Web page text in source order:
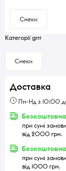
Снеки
Категорії grrr
Снеки
Доставка
Пн-Нд з 10:00
при сумі
від 2000 грн.
при сумі
від 1000 грн.